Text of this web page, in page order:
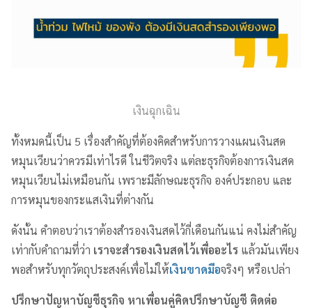
เงินฉุกเฉิน
ทั้งหมดนี้เป็น 5 เรื่องสำคัญที่ต้องคิดสำหรับการวางแผนเงินสด
หมุนเวียนว่าควรมีเท่าไรดี ในชีวิตจริง แต่ละธุรกิจต้องการเงินสด
หมุนเวียนไม่เหมือนกัน เพราะมีลักษณะธุรกิจ องค์ประกอบ และ
การหมุนของกระแสเงินที่ต่างกัน
ดังนั้น คำตอบว่าเราต้องสำรองเงินสดไว้กี่เดือนกันแน่ คงไม่สำคัญ
เท่ากับคำถามที่ว่า เราจะสำรองเงินสดไว้เพื่ออะไร แล้วมันเพียง
พอสำหรับทุกวัตถุประสงค์เพื่อไม่ให้เงินขาดมือจริงๆ หรือเปล่า
ปรึกษาปัญหาบัญชีธุรกิจ หาเพื่อนคู่คิดปรึกษาบัญชี ติดต่อ